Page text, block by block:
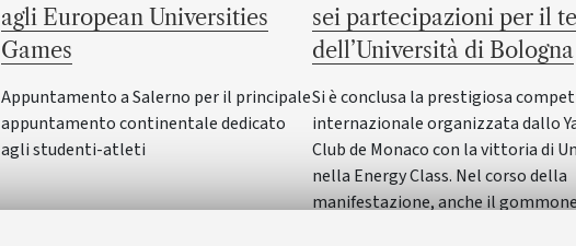
agli European Universities
Games
Appuntamento a Salerno per il principale
appuntamento continentale dedicato
agli studenti-atleti
sei partecipazioni per il
dell’Università di Bologna
Si è conclusa la prestigiosa
internazionale organizzata dallo
Club de Monaco con la vittoria di
nella Energy Class. Nel corso della
manifestazione, anche il